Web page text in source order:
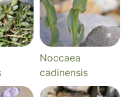
Noccaea
cadinensis